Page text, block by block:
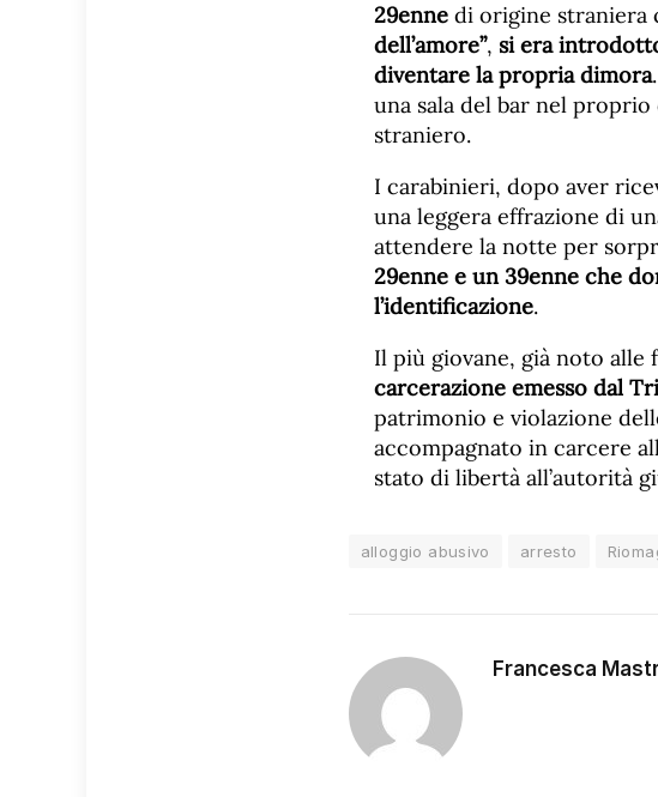
29enne di origine straniera
dell’amore”, si era
diventare la propria dimora
una sala del bar nel
straniero.
I carabinieri, dopo aver
una leggera effrazione di
attendere la notte per
29enne e un 39enne che
l’identificazione.
Il più giovane, già noto alle
carcerazione emesso dal
patrimonio e violazione
accompagnato in carcere
stato di libertà all’autorità
alloggio abusivo arresto
Francesca